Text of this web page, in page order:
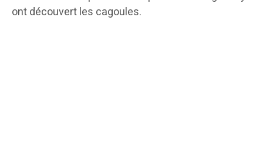
ont découvert les cagoules.